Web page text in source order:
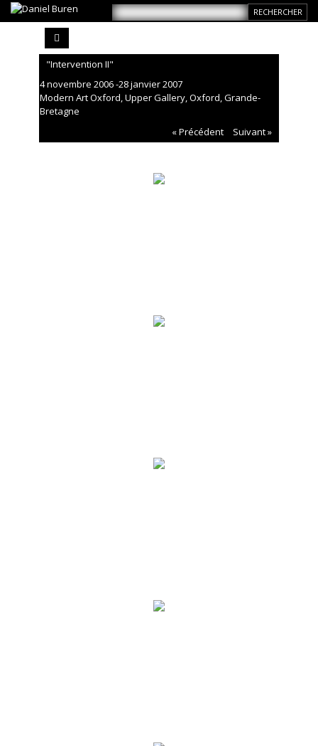
"Intervention II"
4 novembre 2006 -28 janvier 2007
Modern Art Oxford, Upper Gallery, Oxford, Grande-
Bretagne
« Précédent
Suivant »